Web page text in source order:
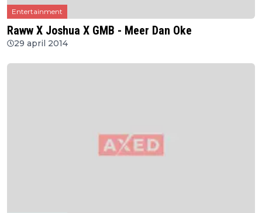
Entertainment
Raww X Joshua X GMB - Meer Dan Oke
29 april 2014